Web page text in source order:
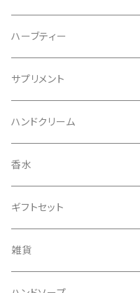
ハーブティー
サプリメント
ハンドクリーム
香水
ギフトセット
雑貨